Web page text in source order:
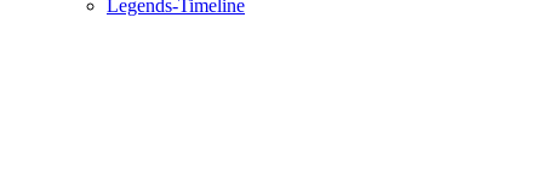
Legends-Timeline